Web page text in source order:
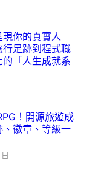
你的真實人
行足跡到程式職
「人生成就系
！開源旅遊成
徽章、等級一